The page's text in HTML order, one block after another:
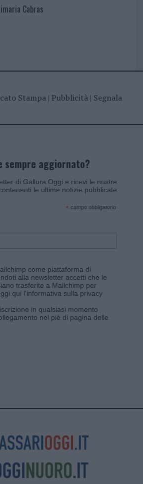
Cabras
Stampa| Pubblicità| Segnala
sempre aggiornato?
di Gallura Oggi e ricevi le nostre
le ultime notizie pubblicate
* campo obbligatorio
come piattaforma di
alla newsletter accetti che le
trasferite a Mailchimp per
qui l'informativa sulla privacy
in qualsiasi momento
nel piè di pagina delle